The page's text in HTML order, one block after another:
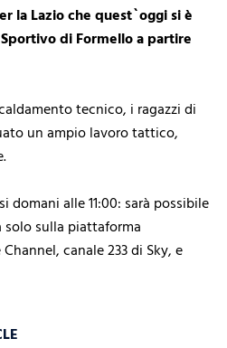
la Lazio che quest`oggi si è
di Formello a partire
tecnico, i ragazzi di
un ampio lavoro tattico,
domani alle 11:00: sarà possibile
sulla piattaforma
canale 233 di Sky, e